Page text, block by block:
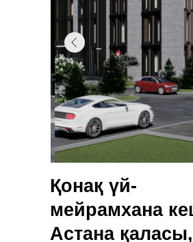
Қонақ үй-
мейрамхана
Астана